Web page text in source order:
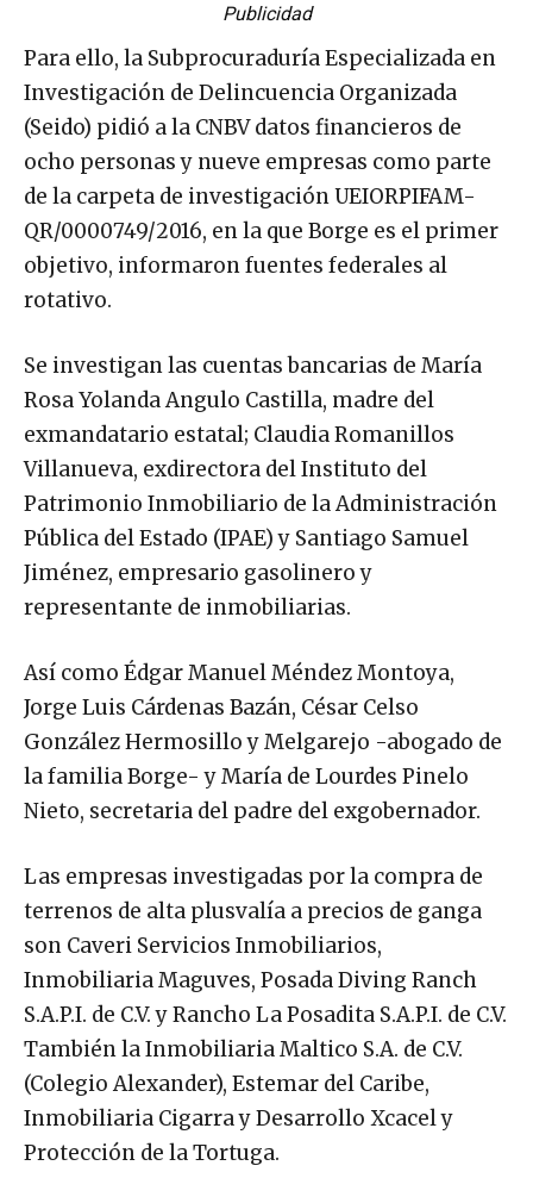
Publicidad
Para ello, la Subprocuraduría Especializada en
Investigación de Delincuencia Organizada
(Seido) pidió a la CNBV datos financieros de
ocho personas y nueve empresas como parte
de la carpeta de investigación UEIORPIFAM-
QR/0000749/2016, en la que Borge es el primer
objetivo, informaron fuentes federales al
rotativo.
Se investigan las cuentas bancarias de María
Rosa Yolanda Angulo Castilla, madre del
exmandatario estatal; Claudia Romanillos
Villanueva, exdirectora del Instituto del
Patrimonio Inmobiliario de la Administración
Pública del Estado (IPAE) y Santiago Samuel
Jiménez, empresario gasolinero y
representante de inmobiliarias.
Así como Édgar Manuel Méndez Montoya,
Jorge Luis Cárdenas Bazán, César Celso
González Hermosillo y Melgarejo -abogado de
la familia Borge- y María de Lourdes Pinelo
Nieto, secretaria del padre del exgobernador.
Las empresas investigadas por la compra de
terrenos de alta plusvalía a precios de ganga
son Caveri Servicios Inmobiliarios,
Inmobiliaria Maguves, Posada Diving Ranch
S.A.P.I. de C.V. y Rancho La Posadita S.A.P.I. de C.V.
También la Inmobiliaria Maltico S.A. de C.V.
(Colegio Alexander), Estemar del Caribe,
Inmobiliaria Cigarra y Desarrollo Xcacel y
Protección de la Tortuga.